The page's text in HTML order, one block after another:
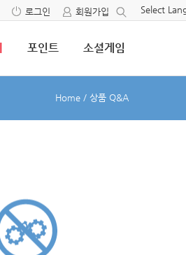
Select
로그인 회원가입
포인트 소셜게임
Home / 상품 Q&A